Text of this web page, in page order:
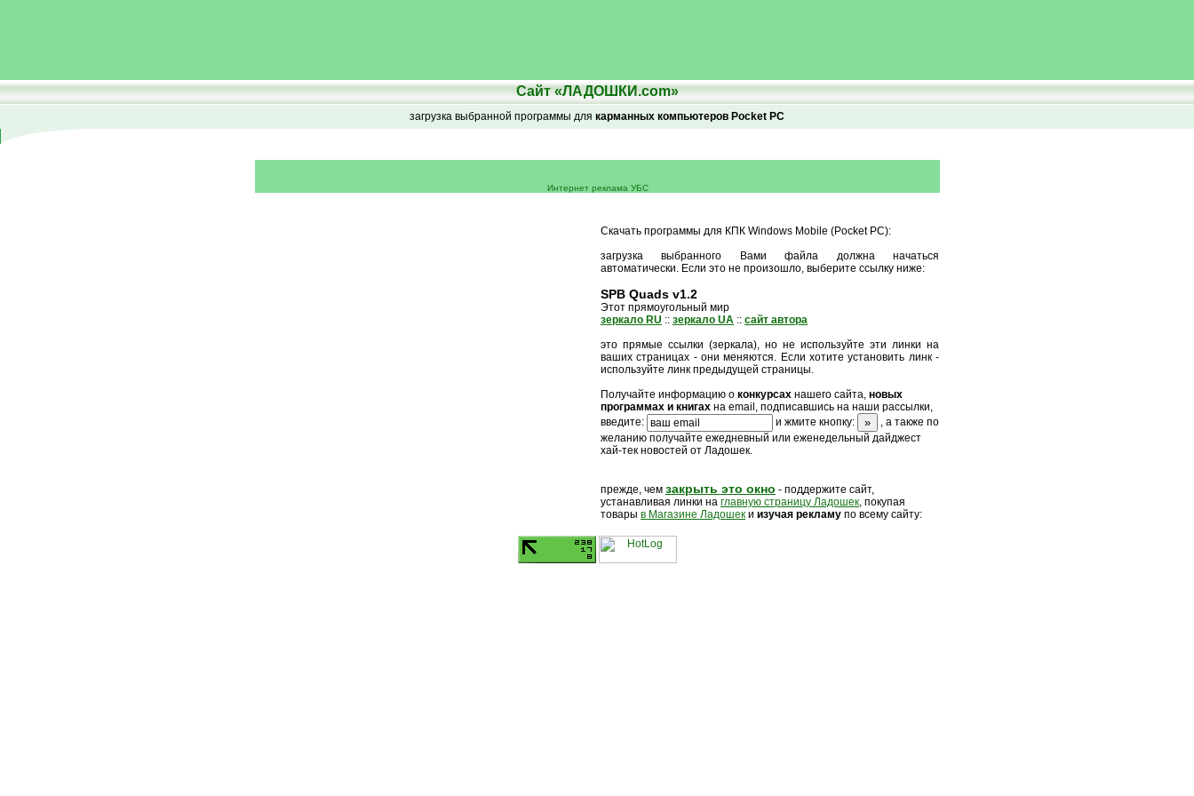
Сайт «ЛАДОШКИ.com»
загрузка выбранной программы для карманных компьютеров Pocket PC
Интернет реклама УБС
Скачать программы для КПК Windows Mobile (Pocket PC):
загрузка выбранного Вами файла должна начаться
автоматически. Если это не произошло, выберите ссылку ниже:
SPB Quads v1.2
Этот прямоугольный мир
зеркало RU :: зеркало UA :: сайт автора
это прямые ссылки (зеркала), но не используйте эти линки на
ваших страницах - они меняются. Если хотите установить линк -
используйте линк предыдущей страницы.
Получайте информацию о конкурсах нашего сайта, новых
программах и книгах на email, подписавшись на наши рассылки,
введите:
и жмите кнопку:
, а также по
желанию получайте ежедневный или еженедельный дайджест
хай-тек новостей от Ладошек.
прежде, чем закрыть это окно - поддержите сайт,
устанавливая линки на главную страницу Ладошек, покупая
товары в Магазине Ладошек и изучая рекламу по всему сайту: